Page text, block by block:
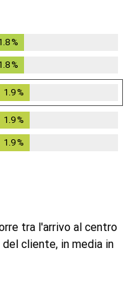
%
%
1.9 %
1.9 %
1.9 %
tra l'arrivo al centro
cliente, in media in